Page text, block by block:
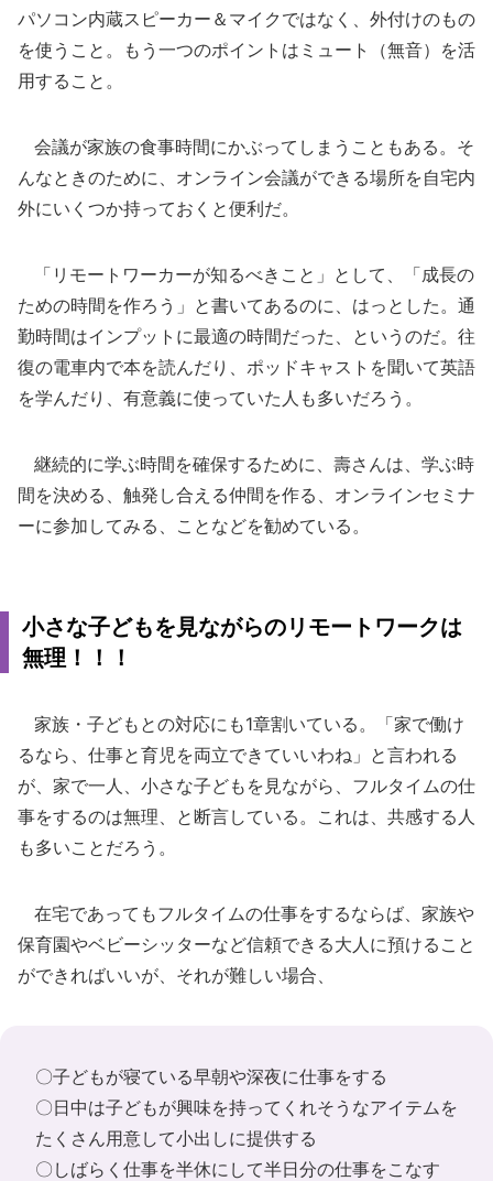
パソコン内蔵スピーカー＆マイクではなく、外付けのもの
を使うこと。もう一つのポイントはミュート（無音）を活
用すること。
会議が家族の食事時間にかぶってしまうこともある。そ
んなときのために、オンライン会議ができる場所を自宅内
外にいくつか持っておくと便利だ。
「リモートワーカーが知るべきこと」として、「成長の
ための時間を作ろう」と書いてあるのに、はっとした。通
勤時間はインプットに最適の時間だった、というのだ。往
復の電車内で本を読んだり、ポッドキャストを聞いて英語
を学んだり、有意義に使っていた人も多いだろう。
継続的に学ぶ時間を確保するために、壽さんは、学ぶ時
間を決める、触発し合える仲間を作る、オンラインセミナ
ーに参加してみる、ことなどを勧めている。
小さな子どもを見ながらのリモートワークは
無理！！！
家族・子どもとの対応にも1章割いている。「家で働け
るなら、仕事と育児を両立できていいわね」と言われる
が、家で一人、小さな子どもを見ながら、フルタイムの仕
事をするのは無理、と断言している。これは、共感する人
も多いことだろう。
在宅であってもフルタイムの仕事をするならば、家族や
保育園やベビーシッターなど信頼できる大人に預けること
ができればいいが、それが難しい場合、
〇子どもが寝ている早朝や深夜に仕事をする
〇日中は子どもが興味を持ってくれそうなアイテムを
たくさん用意して小出しに提供する
〇しばらく仕事を半休にして半日分の仕事をこなす